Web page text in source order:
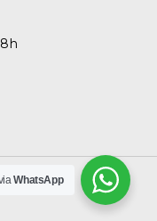
WhatsApp